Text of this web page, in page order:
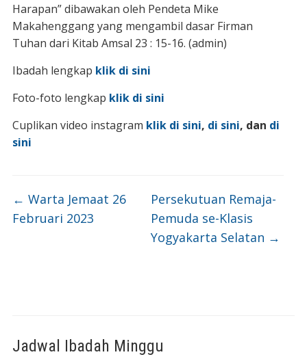
Harapan” dibawakan oleh Pendeta Mike
Makahenggang yang mengambil dasar Firman
Tuhan dari Kitab Amsal 23 : 15-16. (admin)
Ibadah lengkap klik di sini
Foto-foto lengkap klik di sini
Cuplikan video instagram klik di sini, di sini, dan di
sini
← Warta Jemaat 26
Februari 2023
Persekutuan Remaja-
Pemuda se-Klasis
Yogyakarta Selatan →
Jadwal Ibadah Minggu